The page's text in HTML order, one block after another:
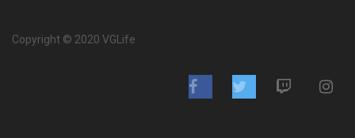
Copyright © 2020 VGLife